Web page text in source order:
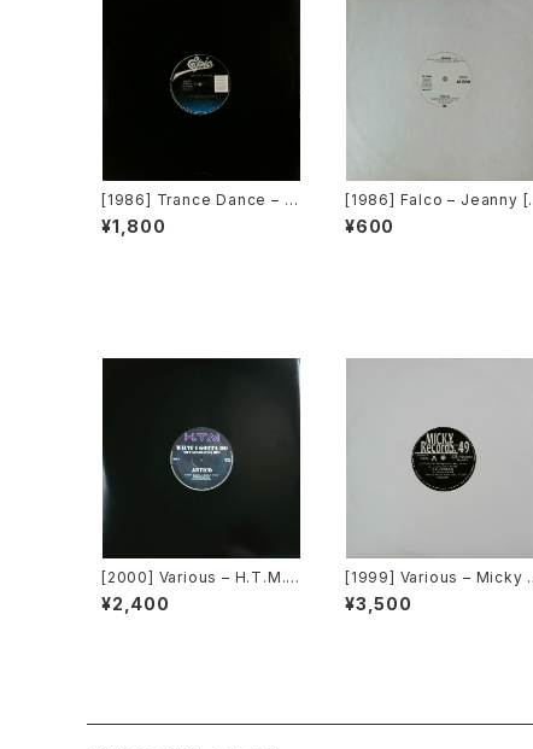
[1986] Trance Dance – D
o The Dance [Epic]
¥1,800
[1986] Falco – Jeanny
&M Records][PROMO]
¥600
[2000] Various – H.T.M. /
Back To "Disco" Reques
t 00.00.13 [Avex Trax]
¥2,400
[1999] Various – Micky
ecord Vol. 49 [Micky
ords Inc.][PROMO]
¥3,500